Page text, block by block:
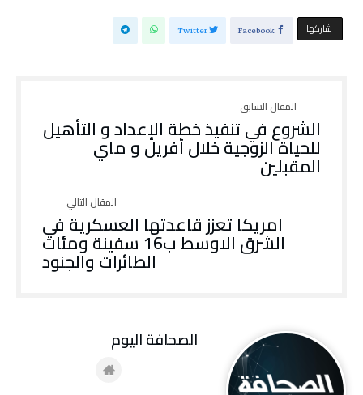
‫‫ شاركها‬ Facebook
Twitter
الشروع في تنفيذ خطة الإعداد و التأهيل
للحياة الزوجية خلال أفريل و ماي
المقبلين
امريكا تعزز قاعدتها العسكرية في
الشرق الاوسط ب16 سفينة ومئات
الطائرات والجنود